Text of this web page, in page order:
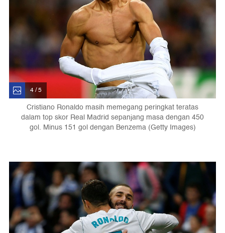
4 / 5
Cristiano Ronaldo masih memegang peringkat teratas
dalam top skor Real Madrid sepanjang masa dengan 450
gol. Minus 151 gol dengan Benzema (Getty Images)